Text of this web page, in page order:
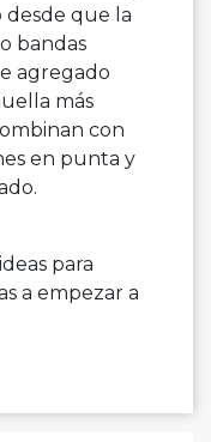
desde que la
bandas
agregado
más
con
en punta y
para
a empezar a